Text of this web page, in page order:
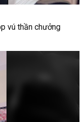
vú thần chưởng